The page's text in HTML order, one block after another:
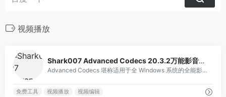
视频播放
Shark007 Advanced Codecs 20.3.2万能影音解码器
Advanced Codecs 堪称适用于全 Windows 系统的全能影音解码神器。它由外国网友精心打造，对电脑毫无负担。若你观看影片时出现有声音无画面，或有画面无声音的状况，安装它就是绝佳选择。
免费工具 视频播放 视频编辑